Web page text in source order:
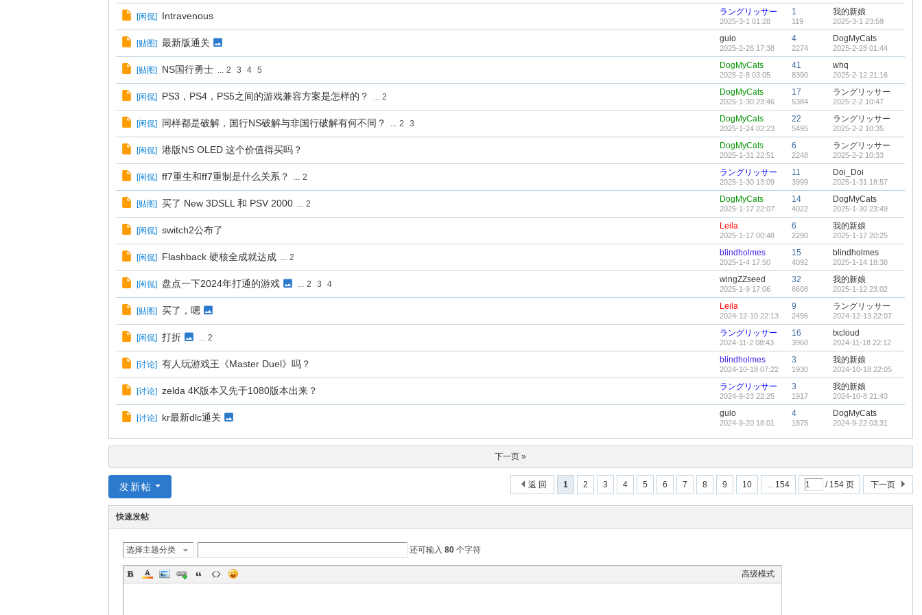
[闲侃] Intravenous ラングリッサー
2025-3-1 01:28
1
119
我的新娘
2025-3-1 23:59
[贴图] 最新版通关 gulo
2025-2-26 17:38
4
2274
DogMyCats
2025-2-28 01:44
[贴图] NS国行勇士 ... 2 3 4 5 DogMyCats
2025-2-8 03:05
41
8390
whq
2025-2-12 21:16
[闲侃] PS3，PS4，PS5之间的游戏兼容方案是怎样的？ ... 2 DogMyCats
2025-1-30 23:46
17
5384
ラングリッサー
2025-2-2 10:47
[闲侃] 同样都是破解，国行NS破解与非国行破解有何不同？ ... 2 3 DogMyCats
2025-1-24 02:23
22
5495
ラングリッサー
2025-2-2 10:35
[闲侃] 港版NS OLED 这个价值得买吗？ DogMyCats
2025-1-31 22:51
6
2248
ラングリッサー
2025-2-2 10:33
[闲侃] ff7重生和ff7重制是什么关系？ ... 2 ラングリッサー
2025-1-30 13:09
11
3999
Doi_Doi
2025-1-31 18:57
[贴图] 买了 New 3DSLL 和 PSV 2000 ... 2 DogMyCats
2025-1-17 22:07
14
4022
DogMyCats
2025-1-30 23:49
[闲侃] switch2公布了 Leila
2025-1-17 00:48
6
2290
我的新娘
2025-1-17 20:25
[闲侃] Flashback 硬核全成就达成 ... 2 blindholmes
2025-1-4 17:50
15
4092
blindholmes
2025-1-14 18:38
[闲侃] 盘点一下2024年打通的游戏 ... 2 3 4 wingZZseed
2025-1-9 17:06
32
6608
我的新娘
2025-1-12 23:02
[贴图] 买了，嗯 Leila
2024-12-10 22:13
9
2496
ラングリッサー
2024-12-13 22:07
[闲侃] 打折 ... 2 ラングリッサー
2024-11-2 08:43
16
3960
txcloud
2024-11-18 22:12
[讨论] 有人玩游戏王《Master Duel》吗？ blindholmes
2024-10-18 07:22
3
1930
我的新娘
2024-10-18 22:05
[讨论] zelda 4K版本又先于1080版本出来？ ラングリッサー
2024-9-23 22:25
3
1917
我的新娘
2024-10-8 21:43
[讨论] kr最新dlc通关 gulo
2024-9-20 18:01
4
1875
DogMyCats
2024-9-22 03:31
下一页 »
1 2 3 4 5 6 7 8 9 10 ... 154 / 154 页 下一页
返 回
发新帖
快速发帖
选择主题分类 还可输入80 个字符
高级模式